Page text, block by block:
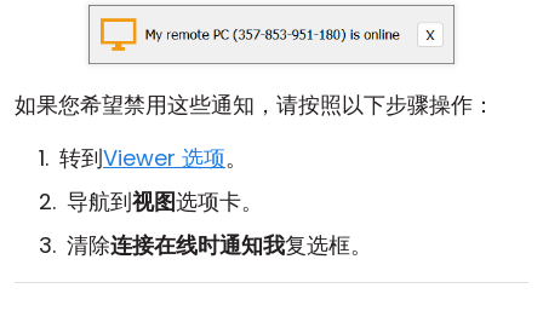
如果您希望禁用这些通知，请按照以下步骤操作：
转到Viewer 选项。
导航到视图选项卡。
清除连接在线时通知我复选框。